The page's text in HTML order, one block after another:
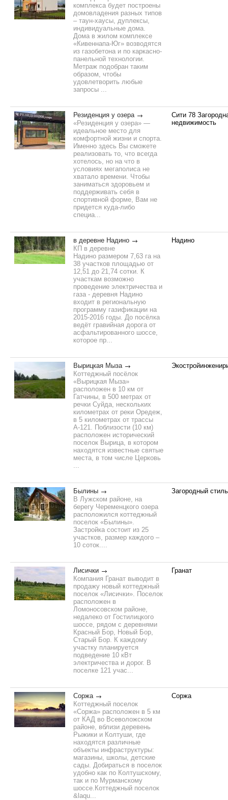
комплекса будет построены
домовладения разных типов
– таун-хаусы, дуплексы,
индивидуальные дома.
Дома в жилом комплексе
«Кивеннапа-Юг» возводятся
из газобетона и по каркасно-
панельной технологии.
Метраж подобран таким
образом, чтобы
удовлетворить любые
запросы ...
Резиденция у озера
«Резиденция у озера» —
идеальное место для
комфортной жизни и спорта.
Именно здесь Вы сможете
реализовать то, что всегда
хотелось, но на что в
условиях мегаполиса не
хватало времени. Чтобы
заниматься здоровьем и
поддерживать себя в
спортивной форме, Вам не
придется куда-либо
специа...
Сити 78
недвижимость
в деревне Надино
КП в деревне
Надино размером 7,63 га на
38 участков площадью от
12,51 до 21,74 сотки. К
участкам возможно
проведение электричества и
газа - деревня Надино
входит в региональную
программу газификации на
2015-2016 годы. До посёлка
ведёт гравийная дорога от
асфальтированного шоссе,
которое пр...
Надино
Вырицкая Мыза
Коттеджный посёлок
«Вырицкая Мыза»
расположен в 10 км от
Гатчины, в 500 метрах от
речки Суйда, нескольких
километрах от реки Оредеж,
в 5 километрах от трассы
А-121. Поблизости (10 км)
расположен исторический
поселок Вырица, в котором
находятся известные святые
места, в том числе Церковь
...
Былины
В Лужском районе, на
берегу Череменцкого озера
расположился коттеджный
поселок «Былины».
Застройка состоит из 25
участков, размер каждого –
10 соток....
Загородный стиль
Лисички
Компания Гранат выводит в
продажу новый коттеджный
поселок «Лисички». Поселок
расположен в
Ломоносовском районе,
недалеко от Гостилицкого
шоссе, рядом с деревнями
Красный Бор, Новый Бор,
Старый Бор. К каждому
участку планируется
подведение 10 кВт
электричества и дорог. В
поселке 121 учас...
Гранат
Соржа
Коттеджный поселок
«Соржа» расположен в 5 км
от КАД во Всеволожском
районе, вблизи деревень
Рыжики и Колтуши, где
находятся различные
объекты инфраструктуры:
магазины, школы, детские
сады. Добираться в поселок
удобно как по Колтушскому,
так и по Мурманскому
шоссе.Коттеджный поселок
&laqu...
Соржа